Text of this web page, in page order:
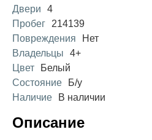
Двери
4
Пробег
214139
Повреждения
Нет
Владельцы
4+
Цвет
Белый
Состояние
Б/у
Наличие
В наличии
Описание